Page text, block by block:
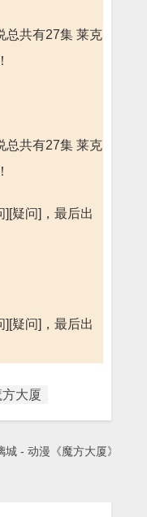
总共有27集 莱克
总共有27集 莱克
][疑问]，最后出
][疑问]，最后出
方大厦
- 动漫《魔方大厦》在线